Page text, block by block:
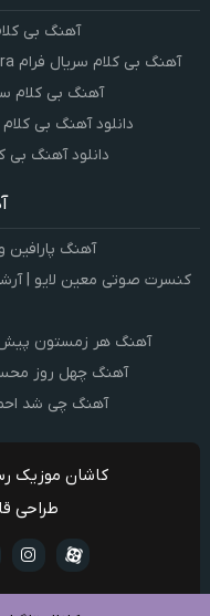
آهنگ بی
آهنگ بی کلام سریال فرام Que Sera, Sera از Jack Jezzro – رایگان
آهنگ بی کلام
دانلود آهنگ بی
دانلود آهنگ بی
آهنگ
آهنگ هر زمستون پیش
آهنگ چهل روز
آهنگ چی شد
کاشان موزیک
طراحی